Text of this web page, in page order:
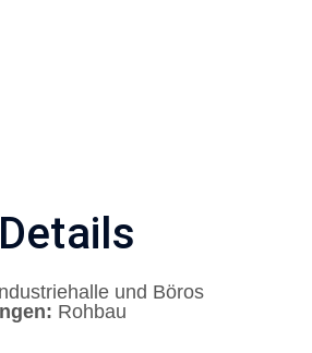
und Böros
Rohbau